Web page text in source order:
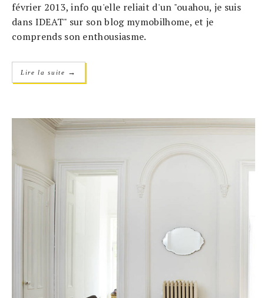
février 2013, info qu'elle reliait d'un "ouahou, je suis
dans IDEAT" sur son blog mymobilhome, et je
comprends son enthousiasme.
Lire la suite →